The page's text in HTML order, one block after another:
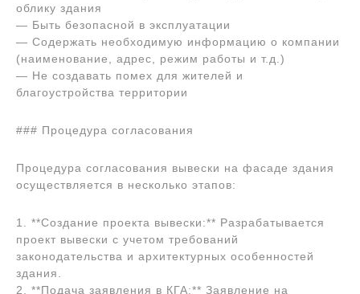
облику здания
— Быть безопасной в эксплуатации
— Содержать необходимую информацию о компании
(наименование, адрес, режим работы и т.д.)
— Не создавать помех для жителей и
благоустройства территории
### Процедура согласования
Процедура согласования вывески на фасаде здания
осуществляется в несколько этапов:
1. **Создание проекта вывески:** Разрабатывается
проект вывески с учетом требований
законодательства и архитектурных особенностей
здания.
2. **Подача заявления в КГА:** Заявление на